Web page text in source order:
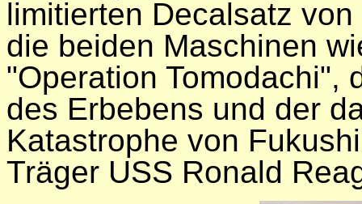
limitierten Decalsatz
die beiden Maschinen
"Operation Tomodachi",
des Erbebens und der
Katastrophe von
Träger USS Ronald